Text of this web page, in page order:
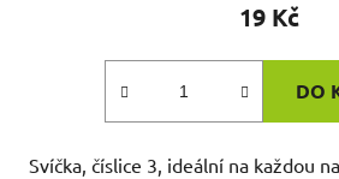
19 Kč
DO
Svíčka, číslice 3, ideální na každou